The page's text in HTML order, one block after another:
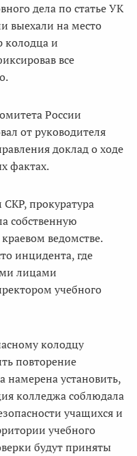
дела по статье УК
выехали на место
колодца и
все
России
от руководителя
доклад о ходе
фактах.
СКР, прокуратура
собственную
ведомстве.
инцидента, где
лицами
учебного
колодцу
повторение
намерена установить,
колледжа соблюдала
учащихся и
учебного
будут приняты